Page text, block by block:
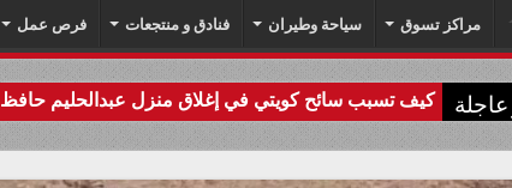
مراكز تسوق سياحة وطيران فنادق و منتجعات فرص عمل
عاجلة كيف تسبب سائح كويتي في إغلاق منزل عبدالحليم حافظ